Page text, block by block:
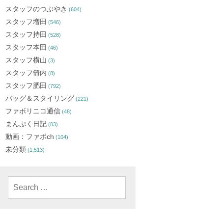
スタッフのつぶやき (604)
スタッフ増田 (546)
スタッフ持田 (528)
スタッフ本田 (46)
スタッフ横山 (3)
スタッフ箭内 (8)
スタッフ肥田 (792)
バッグ＆スタイリング (221)
ファボリニコ通信 (48)
まんぷく日記 (83)
動画：ファボch (104)
未分類 (1,513)